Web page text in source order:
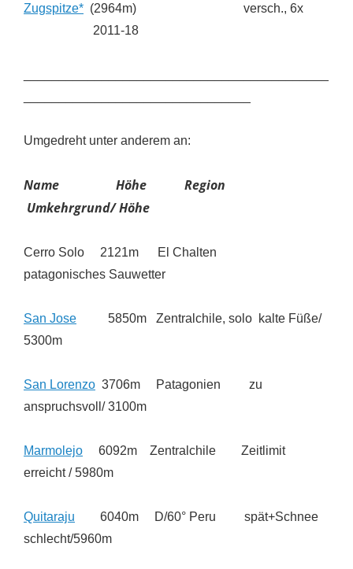
Zugspitze* (2964m) versch., 6x
2011-18
Umgedreht unter anderem an:
Name Höhe Region
Umkehrgrund/ Höhe
Cerro Solo 2121m El Chalten
patagonisches Sauwetter
San Jose 5850m Zentralchile, solo kalte Füße/
5300m
San Lorenzo 3706m Patagonien zu
anspruchsvoll/ 3100m
Marmolejo 6092m Zentralchile Zeitlimit
erreicht / 5980m
Quitaraju 6040m D/60° Peru spät+Schnee
schlecht/5960m